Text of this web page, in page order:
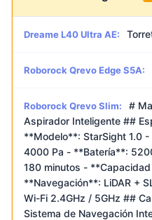
Dreame L40 Ultra AE:
Roborock Qrevo Edge S5A:
Roborock Qrevo Slim:
#
Aspirador Inteligente ##
**Modelo**: StarSight 1.0
4000 Pa - **Batería**:
180 minutos -
**Navegación**: LiDAR +
Wi-Fi 2.4GHz / 5GHz ##
Sistema de Navegación